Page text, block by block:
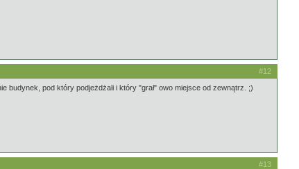
#12
budynek, pod który podjeżdżali i który "grał" owo miejsce od zewnątrz. ;)
#13